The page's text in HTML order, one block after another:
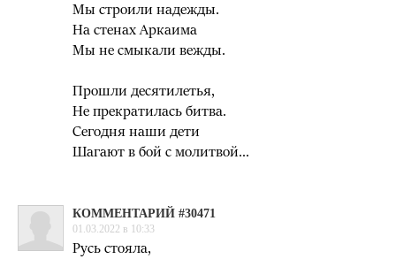
Мы строили надежды.
На стенах Аркаима
Мы не смыкали вежды.
Прошли десятилетья,
Не прекратилась битва.
Сегодня наши дети
Шагают в бой с молитвой...
КОММЕНТАРИЙ #30471
01.03.2022 в 10:33
Русь стояла,